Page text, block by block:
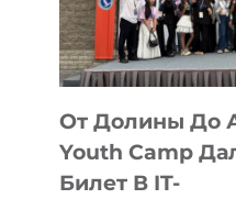
От Долины До
Youth Camp
Билет В IT-